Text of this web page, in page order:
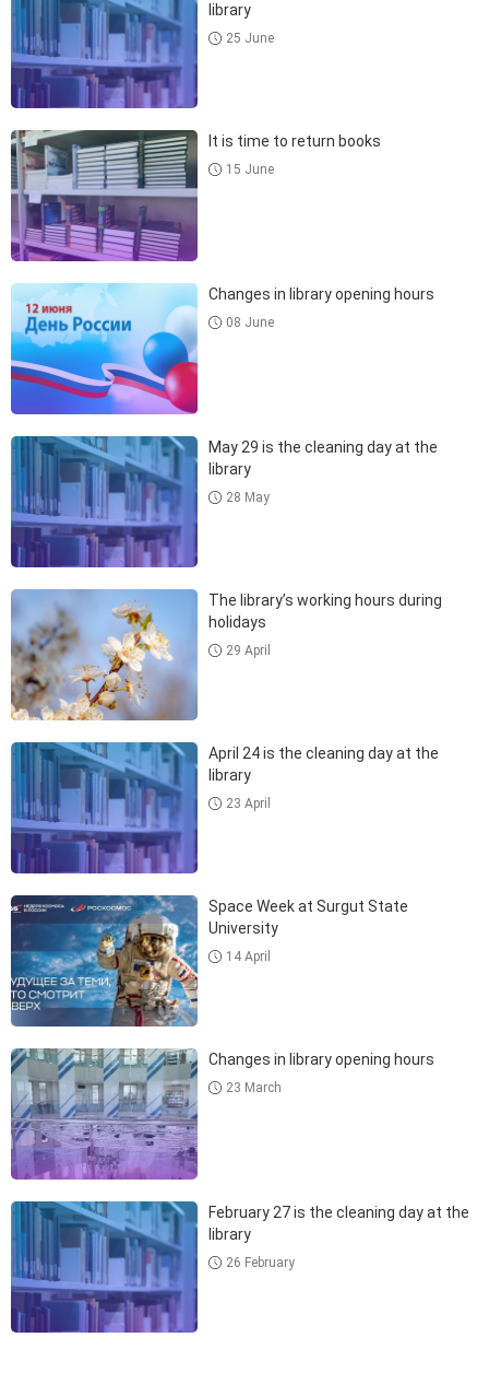
library
25 June
It is time to return books
15 June
Changes in library opening hours
08 June
May 29 is the cleaning day at the
library
28 May
The library’s working hours during
holidays
29 April
April 24 is the cleaning day at the
library
23 April
Space Week at Surgut State
University
14 April
Changes in library opening hours
23 March
February 27 is the cleaning day at the
library
26 February